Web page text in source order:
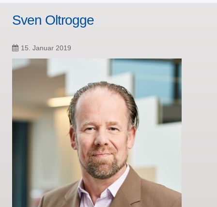
Sven Oltrogge
15. Januar 2019